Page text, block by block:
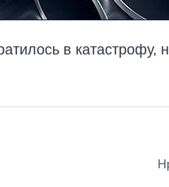
в катастрофу,